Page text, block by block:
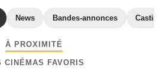
News Bandes-annonces Casting
À PROXIMITÉ
CINÉMAS FAVORIS